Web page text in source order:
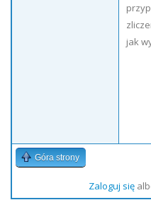
jak
Góra strony
Zaloguj się